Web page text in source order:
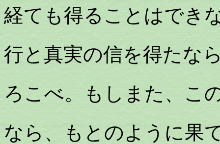
経ても得ることはでき
行と真実の信を得たな
ろこべ。もしまた、こ
なら、もとのように果